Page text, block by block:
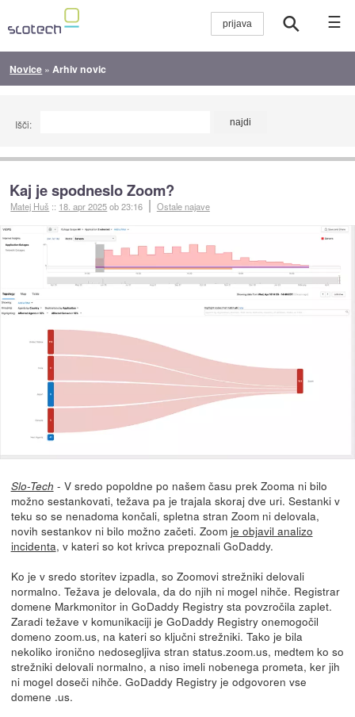
☰
Novice » Arhiv novic
Išči:
Kaj je spodneslo Zoom?
Matej Huš :: 18. apr 2025ob 23:16 Ostale najave
Slo-Tech - V sredo popoldne po našem času prek Zooma ni bilo
možno sestankovati, težava pa je trajala skoraj dve uri. Sestanki v
teku so se nenadoma končali, spletna stran Zoom ni delovala,
novih sestankov ni bilo možno začeti. Zoom je objavil analizo
incidenta, v kateri so kot krivca prepoznali GoDaddy.
Ko je v sredo storitev izpadla, so Zoomovi strežniki delovali
normalno. Težava je delovala, da do njih ni mogel nihče. Registrar
domene Markmonitor in GoDaddy Registry sta povzročila zaplet.
Zaradi težave v komunikaciji je GoDaddy Registry onemogočil
domeno zoom.us, na kateri so ključni strežniki. Tako je bila
nekoliko ironično nedosegljiva stran status.zoom.us, medtem ko so
strežniki delovali normalno, a niso imeli nobenega prometa, ker jih
ni mogel doseči nihče. GoDaddy Registry je odgovoren vse
domene .us.